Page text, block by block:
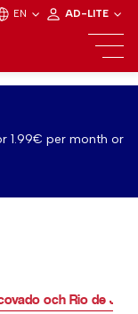
EN AD-LITE
1.99€ per month or
och Rio de